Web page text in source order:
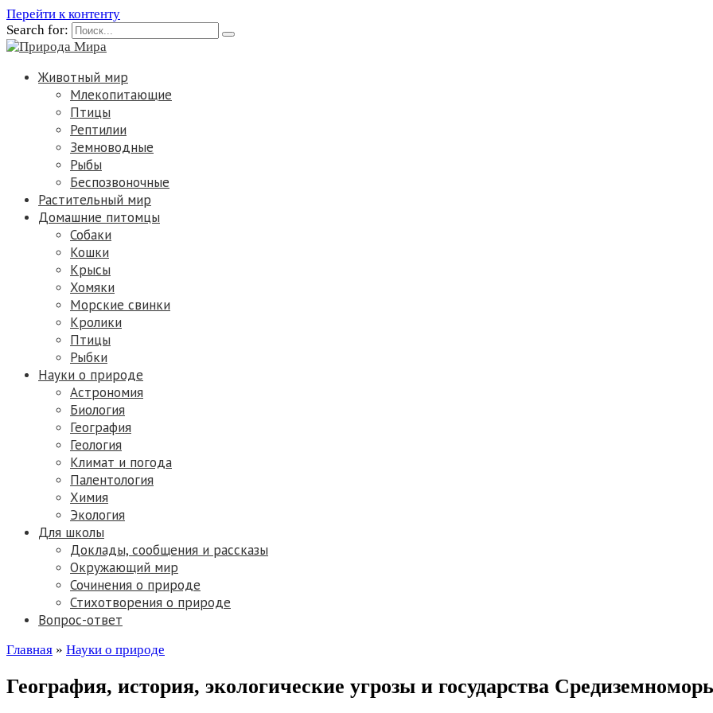
Перейти к контенту
Search for:
Животный мир
Млекопитающие
Птицы
Рептилии
Земноводные
Рыбы
Беспозвоночные
Растительный мир
Домашние питомцы
Собаки
Кошки
Крысы
Хомяки
Морские свинки
Кролики
Птицы
Рыбки
Науки о природе
Астрономия
Биология
География
Геология
Климат и погода
Палентология
Химия
Экология
Для школы
Доклады, сообщения и рассказы
Окружающий мир
Сочинения о природе
Стихотворения о природе
Вопрос-ответ
Главная » Науки о природе
География, история, экологические угрозы и государства